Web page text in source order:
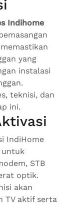
Indihome
yang
instalasi
teknisi, dan
ini.
IndiHome
untuk
STB
optik.
akan
TV aktif serta